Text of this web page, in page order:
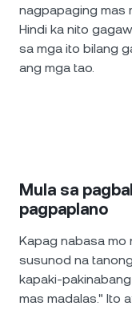
nagpapaging mas
Hindi ka nito
sa mga ito bilang
ang mga tao.
Mula sa
pagpaplano
Kapag nabasa mo
susunod na
kapaki-
mas madalas." Ito